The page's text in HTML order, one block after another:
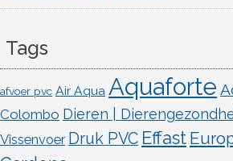
Tags
afvoer pvc Air Aqua Aquaforte
Colombo Dieren |
Vissenvoer Druk PVC Effast